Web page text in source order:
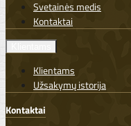
Svetainės medis
Kontaktai
Klientams
Užsakymų istorija
Kontaktai